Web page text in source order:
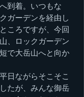
到着。いつもな
ガーデンを経由し
ころですが、今回
、ロックガーデン
で大岳山へと向か
日ながらそこそこ
たが、みんな御岳